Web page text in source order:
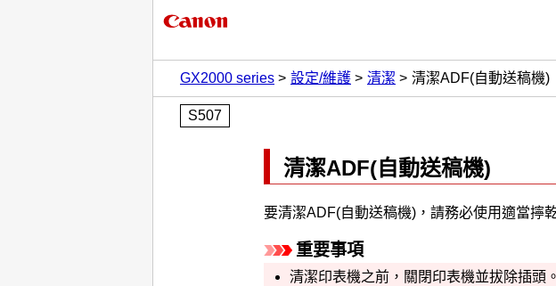
GX2000 series
設定/維護 清潔 清潔ADF(自動送稿機)
S507
清潔ADF(自動送稿機)
要清潔ADF(自動送稿機) ，請務必使用適當擰
重要事項
清潔印表機之前，關閉印表機並拔除插頭。